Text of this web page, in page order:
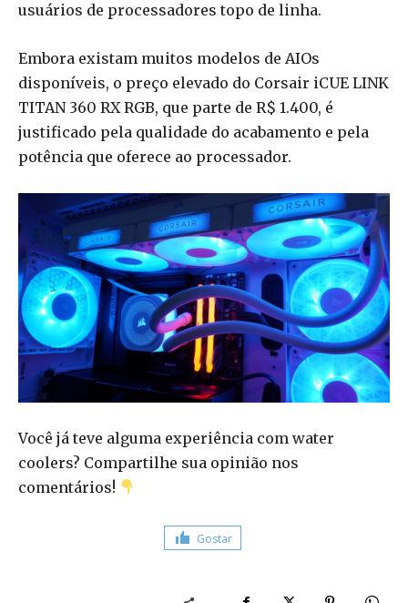
usuários de processadores topo de linha.
Embora existam muitos modelos de AIOs
disponíveis, o preço elevado do Corsair iCUE LINK
TITAN 360 RX RGB, que parte de R$ 1.400, é
justificado pela qualidade do acabamento e pela
potência que oferece ao processador.
Você já teve alguma experiência com water
coolers? Compartilhe sua opinião nos
comentários!
Gostar